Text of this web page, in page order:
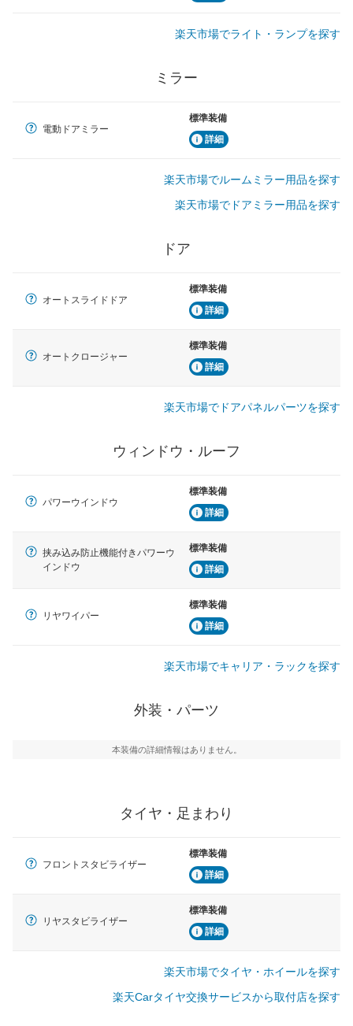
楽天市場でライト・ランプを探す
ミラー
電動ドアミラー
標準装備
詳細
楽天市場でルームミラー用品を探す
楽天市場でドアミラー用品を探す
ドア
オートスライドドア
標準装備
詳細
オートクロージャー
標準装備
詳細
楽天市場でドアパネルパーツを探す
ウィンドウ・ルーフ
パワーウインドウ
標準装備
詳細
挟み込み防止機能付きパワーウ
インドウ
標準装備
詳細
リヤワイパー
標準装備
詳細
楽天市場でキャリア・ラックを探す
外装・パーツ
本装備の詳細情報はありません。
タイヤ・足まわり
フロントスタビライザー
標準装備
詳細
リヤスタビライザー
標準装備
詳細
楽天市場でタイヤ・ホイールを探す
楽天Carタイヤ交換サービスから取付店を探す